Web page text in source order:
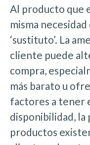
Al producto que
misma
‘sustituto’. La
cliente puede
compra,
más barato u
factores a tener
disponibilidad, la
productos